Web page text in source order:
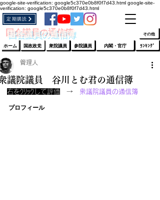
google-site-verification: google5c370e0b8f0f7d43.html google-site-
verification: google5c370e0b8f0f7d43.html
​国会議員の通信簿
定期購読
ホーム 国政政党 衆院議員 参院議員 ﾗﾝｷﾝｸﾞ
内閣・官庁
その他
議院議員 谷川とむ君の通信簿
管理人
右をｸﾘｯｸして評価 → 衆議院議員の通信簿
プロフィール